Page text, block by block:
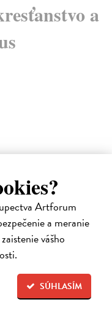
Artforum
a meranie
vášho
SÚHLASÍM
a
znamená a zamenili
predstavy o